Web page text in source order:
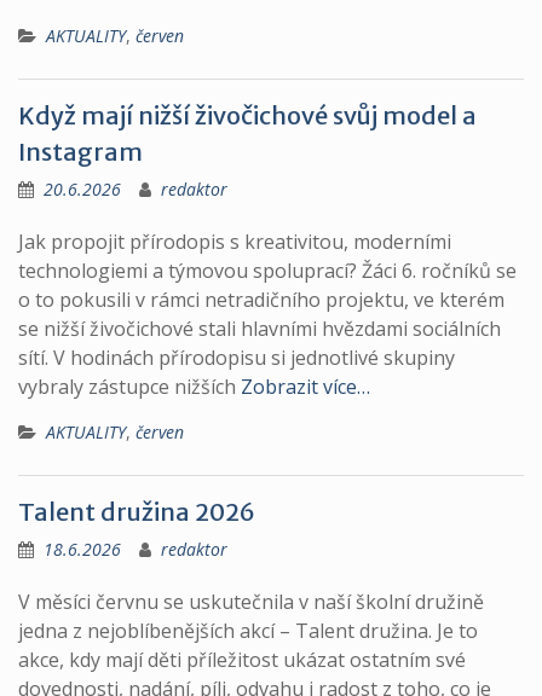
AKTUALITY, červen
Když mají nižší živočichové svůj model a
Instagram
20.6.2026 redaktor
Jak propojit přírodopis s kreativitou, moderními
technologiemi a týmovou spoluprací? Žáci 6. ročníků se
o to pokusili v rámci netradičního projektu, ve kterém
se nižší živočichové stali hlavními hvězdami sociálních
sítí. V hodinách přírodopisu si jednotlivé skupiny
vybraly zástupce nižších Zobrazit více…
AKTUALITY, červen
Talent družina 2026
18.6.2026 redaktor
V měsíci červnu se uskutečnila v naší školní družině
jedna z nejoblíbenějších akcí – Talent družina. Je to
akce, kdy mají děti příležitost ukázat ostatním své
dovednosti, nadání, píli, odvahu i radost z toho, co je